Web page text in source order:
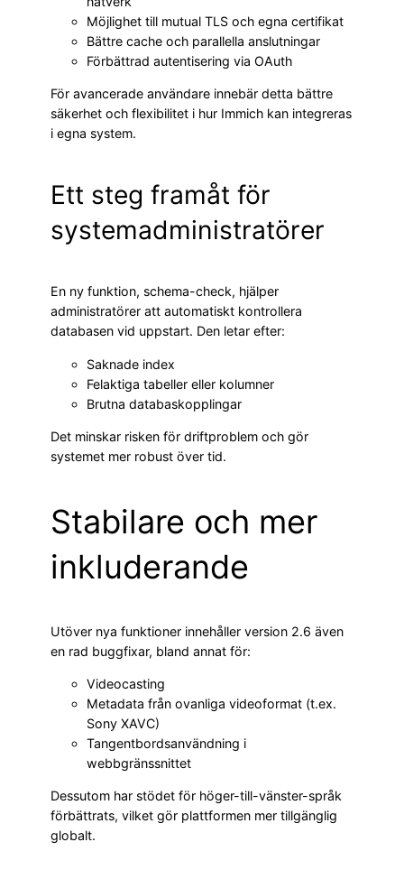
Möjlighet till mutual TLS och egna certifikat
Bättre cache och parallella anslutningar
Förbättrad autentisering via OAuth
För avancerade användare innebär detta bättre
säkerhet och flexibilitet i hur Immich kan integreras
i egna system.
Ett steg framåt för
systemadministratörer
En ny funktion, schema-check, hjälper
administratörer att automatiskt kontrollera
databasen vid uppstart. Den letar efter:
Saknade index
Felaktiga tabeller eller kolumner
Brutna databaskopplingar
Det minskar risken för driftproblem och gör
systemet mer robust över tid.
Stabilare och mer
inkluderande
Utöver nya funktioner innehåller version 2.6 även
en rad buggfixar, bland annat för:
Videocasting
Metadata från ovanliga videoformat (t.ex.
Sony XAVC)
Tangentbordsanvändning i
webbgränssnittet
Dessutom har stödet för höger-till-vänster-språk
förbättrats, vilket gör plattformen mer tillgänglig
globalt.